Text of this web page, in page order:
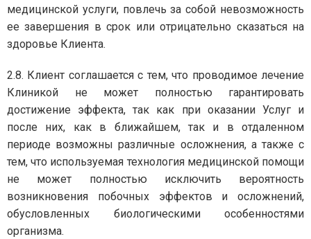
медицинской услуги, повлечь за собой невозможность
ее завершения в срок или отрицательно сказаться на
здоровье Клиента.
2.8. Клиент соглашается с тем, что проводимое лечение
Клиникой не может полностью гарантировать
достижение эффекта, так как при оказании Услуг и
после них, как в ближайшем, так и в отдаленном
периоде возможны различные осложнения, а также с
тем, что используемая технология медицинской помощи
не может полностью исключить вероятность
возникновения побочных эффектов и осложнений,
обусловленных биологическими особенностями
организма.